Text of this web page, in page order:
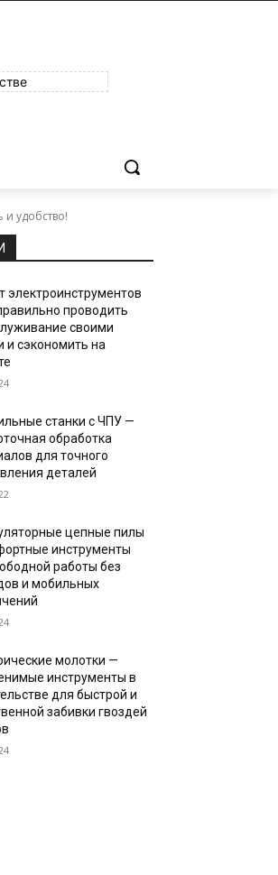
удобство!
электроинструментов
проводить
своими
и сэкономить на
станки с ЧПУ —
обработка
для точного
деталей
цепные пилы
инструменты
работы без
и мобильных
молотки —
инструменты в
для быстрой и
забивки гвоздей